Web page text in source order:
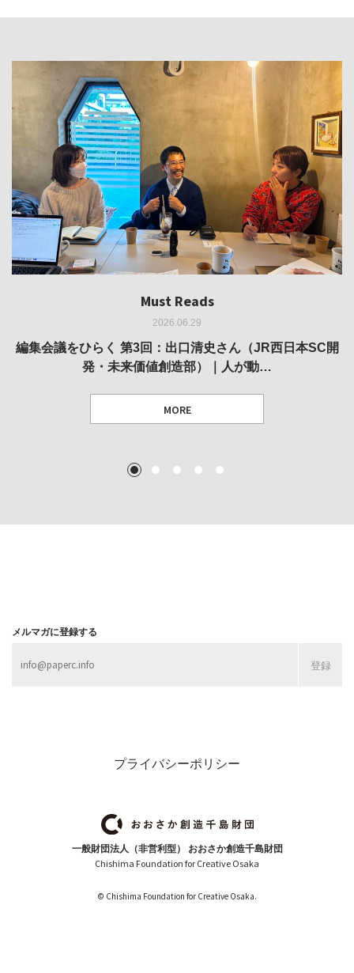
Must Reads
2026.06.29
編集会議をひらく 第3回：出口清史さん（JR西日本SC開
発・未来価値創造部）｜人が動…
MORE
Must Reads
2026.05.14
REVIEW｜果たして美術家・梅津庸一は、「大阪のゆかり
作家」となることができたのか…
Must Reads
2026.03.11
REPORT｜博覧会の残像
MORE
Must Reads
2026.02.25
REVIEW｜菊池聡太朗 個展「余りの風景」
MORE
Must Reads
2025.10.01
REVIEW｜生の存在証明としての線——「ライフライン」
展
1 2 3 4 5
メルマガに登録する
プライバシーポリシー
一般財団法人（非営利型） おおさか創造千島財団
Chishima Foundation for Creative Osaka
© Chishima Foundation for Creative Osaka.